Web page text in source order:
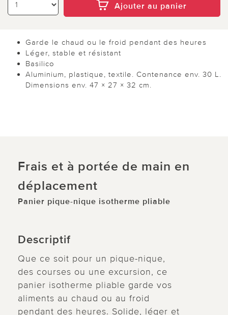
Ajouter au panier
Garde le chaud ou le froid pendant des heures
Léger, stable et résistant
Basilico
Aluminium, plastique, textile. Contenance env. 30 L.
Dimensions env. 47 × 27 × 32 cm.
Frais et à portée de main en
déplacement
Panier pique-nique isotherme pliable
Descriptif
Que ce soit pour un pique-nique,
des courses ou une excursion, ce
panier isotherme pliable garde vos
aliments au chaud ou au froid
pendant des heures. Solide, léger et